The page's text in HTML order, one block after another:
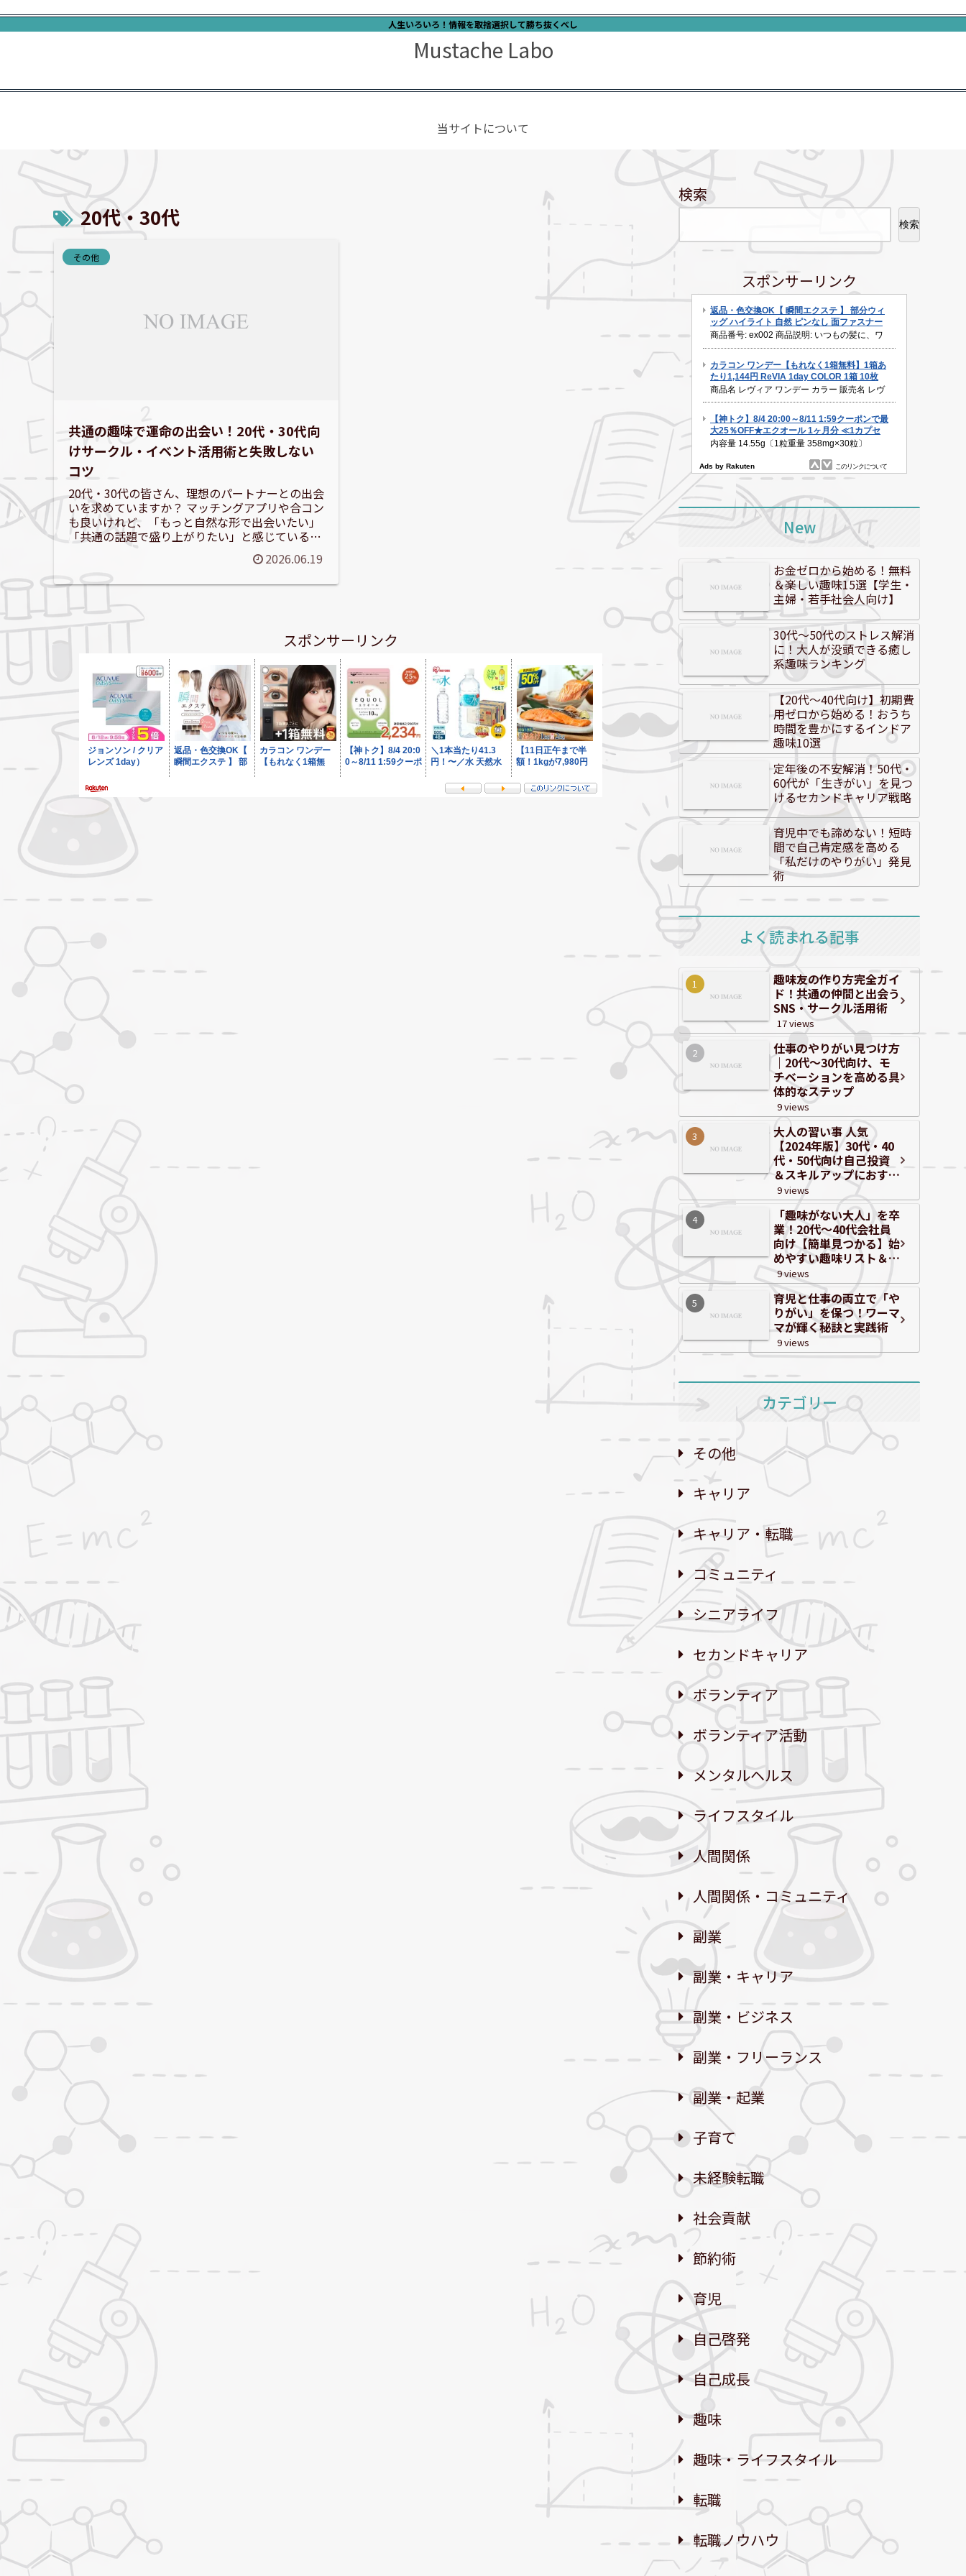
人生いろいろ！情報を取捨選択して勝ち抜くべし
Mustache Labo
当サイトについて
20代・30代
その他
共通の趣味で運命の出会い！20代・30代向
けサークル・イベント活用術と失敗しない
コツ
20代・30代の皆さん、理想のパートナーとの出会
いを求めていますか？ マッチングアプリや合コン
も良いけれど、「もっと自然な形で出会いたい」
「共通の話題で盛り上がりたい」と感じている方
も多いのではないでしょうか。そんなあなたにぴ
2026.06.19
スポンサーリンク
検索
検索
スポンサーリンク
New
お金ゼロから始める！無料
＆楽しい趣味15選【学生・
主婦・若手社会人向け】
30代～50代のストレス解消
に！大人が没頭できる癒し
系趣味ランキング
【20代～40代向け】初期費
用ゼロから始める！おうち
時間を豊かにするインドア
趣味10選
定年後の不安解消！50代・
60代が「生きがい」を見つ
けるセカンドキャリア戦略
育児中でも諦めない！短時
間で自己肯定感を高める
「私だけのやりがい」発見
術
よく読まれる記事
趣味友の作り方完全ガイ
ド！共通の仲間と出会う
SNS・サークル活用術
17 views
仕事のやりがい見つけ方
｜20代～30代向け、モ
チベーションを高める具
体的なステップ
9 views
大人の習い事 人気
【2024年版】30代・40
代・50代向け自己投資
＆スキルアップにおすす
めジャンルと体験情報
9 views
「趣味がない大人」を卒
業！20代〜40代会社員
向け【簡単見つかる】始
めやすい趣味リスト＆自
己分析
9 views
育児と仕事の両立で「や
りがい」を保つ！ワーマ
マが輝く秘訣と実践術
9 views
カテゴリー
その他
キャリア
キャリア・転職
コミュニティ
シニアライフ
セカンドキャリア
ボランティア
ボランティア活動
メンタルヘルス
ライフスタイル
人間関係
人間関係・コミュニティ
副業
副業・キャリア
副業・ビジネス
副業・フリーランス
副業・起業
子育て
未経験転職
社会貢献
節約術
育児
自己啓発
自己成長
趣味
趣味・ライフスタイル
転職
転職ノウハウ